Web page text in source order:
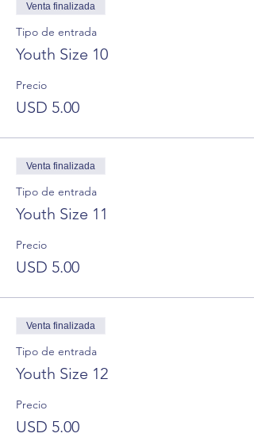
Venta finalizada
Tipo de entrada
Youth Size 10
Precio
USD 5.00
Venta finalizada
Tipo de entrada
Youth Size 11
Precio
USD 5.00
Venta finalizada
Tipo de entrada
Youth Size 12
Precio
USD 5.00